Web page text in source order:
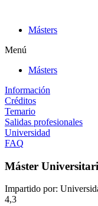
contenidoMásters
Menú
Másters
Información
Créditos
Temario
Salidas profesionales
Universidad
FAQ
Máster
Impartido por:
4,3